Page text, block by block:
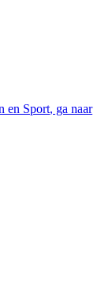
en Sport, ga naar